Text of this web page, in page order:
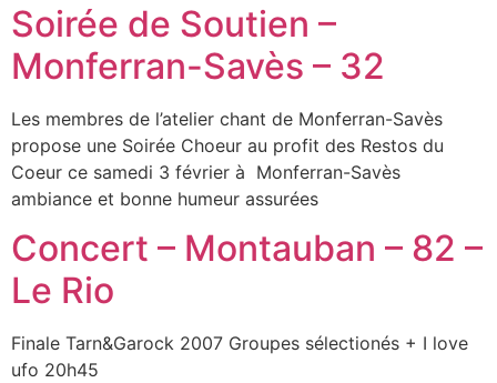
Soirée de Soutien –
Monferran-Savès – 32
Les membres de l’atelier chant de Monferran-Savès
propose une Soirée Choeur au profit des Restos du
Coeur ce samedi 3 février à Monferran-Savès
ambiance et bonne humeur assurées
Concert – Montauban – 82 –
Le Rio
Finale Tarn&Garock 2007 Groupes sélectionés + I love
ufo 20h45